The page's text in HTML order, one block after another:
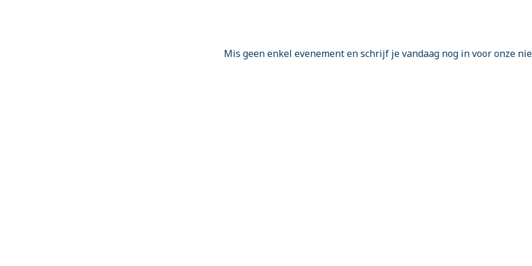
Mis geen enkel evenement en schrijf je vandaag nog in voor onze